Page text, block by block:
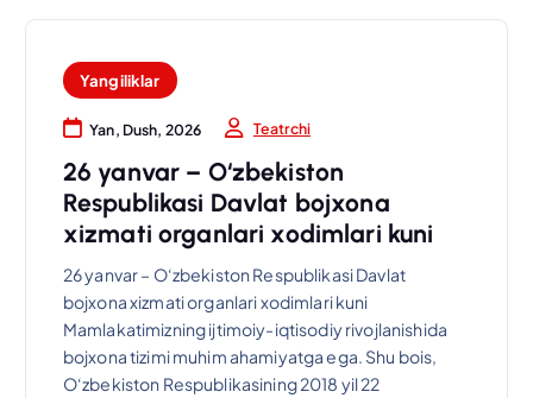
Yangiliklar
Yan, Dush, 2026 Teatrchi
26 yanvar – O‘zbekiston
Respublikasi Davlat bojxona
xizmati organlari xodimlari kuni
26 yanvar – O‘zbekiston Respublikasi Davlat
bojxona xizmati organlari xodimlari kuni
Mamlakatimizning ijtimoiy-iqtisodiy rivojlanishida
bojxona tizimi muhim ahamiyatga ega. Shu bois,
O‘zbekiston Respublikasining 2018 yil 22